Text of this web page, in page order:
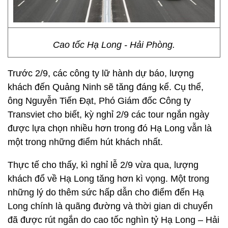
Cao tốc Hạ Long - Hải Phòng.
Trước 2/9, các công ty lữ hành dự báo, lượng
khách đến Quảng Ninh sẽ tăng đáng kể. Cụ thể,
ông Nguyễn Tiến Đạt, Phó Giám đốc Công ty
Transviet cho biết, kỳ nghỉ 2/9 các tour ngắn ngày
được lựa chọn nhiều hơn trong đó Hạ Long vẫn là
một trong những điểm hút khách nhất.
Thực tế cho thấy, kì nghỉ lễ 2/9 vừa qua, lượng
khách đổ về Hạ Long tăng hơn kì vọng. Một trong
những lý do thêm sức hấp dẫn cho điểm đến Hạ
Long chính là quãng đường và thời gian di chuyển
đã được rút ngắn do cao tốc nghìn tỷ Hạ Long – Hải